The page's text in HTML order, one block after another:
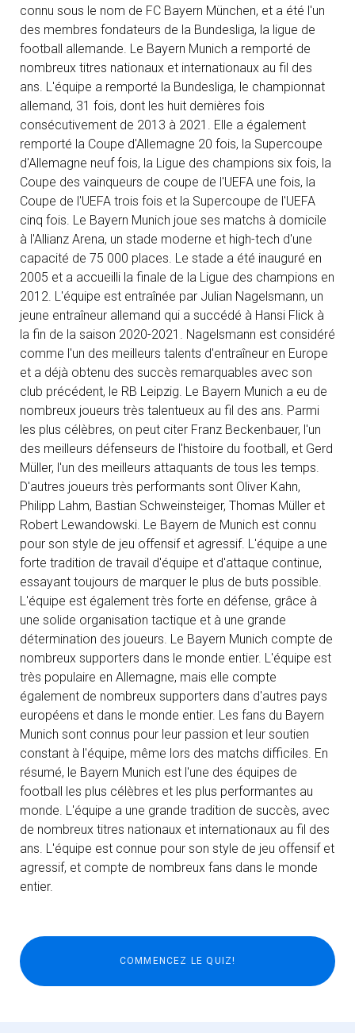
connu sous le nom de FC Bayern München, et a été l'un
des membres fondateurs de la Bundesliga, la ligue de
football allemande. Le Bayern Munich a remporté de
nombreux titres nationaux et internationaux au fil des
ans. L'équipe a remporté la Bundesliga, le championnat
allemand, 31 fois, dont les huit dernières fois
consécutivement de 2013 à 2021. Elle a également
remporté la Coupe d'Allemagne 20 fois, la Supercoupe
d'Allemagne neuf fois, la Ligue des champions six fois, la
Coupe des vainqueurs de coupe de l'UEFA une fois, la
Coupe de l'UEFA trois fois et la Supercoupe de l'UEFA
cinq fois. Le Bayern Munich joue ses matchs à domicile
à l'Allianz Arena, un stade moderne et high-tech d'une
capacité de 75 000 places. Le stade a été inauguré en
2005 et a accueilli la finale de la Ligue des champions en
2012. L'équipe est entraînée par Julian Nagelsmann, un
jeune entraîneur allemand qui a succédé à Hansi Flick à
la fin de la saison 2020-2021. Nagelsmann est considéré
comme l'un des meilleurs talents d'entraîneur en Europe
et a déjà obtenu des succès remarquables avec son
club précédent, le RB Leipzig. Le Bayern Munich a eu de
nombreux joueurs très talentueux au fil des ans. Parmi
les plus célèbres, on peut citer Franz Beckenbauer, l'un
des meilleurs défenseurs de l'histoire du football, et Gerd
Müller, l'un des meilleurs attaquants de tous les temps.
D'autres joueurs très performants sont Oliver Kahn,
Philipp Lahm, Bastian Schweinsteiger, Thomas Müller et
Robert Lewandowski. Le Bayern de Munich est connu
pour son style de jeu offensif et agressif. L'équipe a une
forte tradition de travail d'équipe et d'attaque continue,
essayant toujours de marquer le plus de buts possible.
L'équipe est également très forte en défense, grâce à
une solide organisation tactique et à une grande
détermination des joueurs. Le Bayern Munich compte de
nombreux supporters dans le monde entier. L'équipe est
très populaire en Allemagne, mais elle compte
également de nombreux supporters dans d'autres pays
européens et dans le monde entier. Les fans du Bayern
Munich sont connus pour leur passion et leur soutien
constant à l'équipe, même lors des matchs difficiles. En
résumé, le Bayern Munich est l'une des équipes de
football les plus célèbres et les plus performantes au
monde. L'équipe a une grande tradition de succès, avec
de nombreux titres nationaux et internationaux au fil des
ans. L'équipe est connue pour son style de jeu offensif et
agressif, et compte de nombreux fans dans le monde
entier.